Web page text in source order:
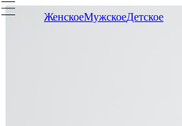
ЖенскоеМужскоеДетское